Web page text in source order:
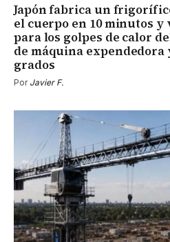
Japón fabrica un
el cuerpo en 10 minutos y
para los golpes de calor
de máquina expendedora
grados
Por Javier F.